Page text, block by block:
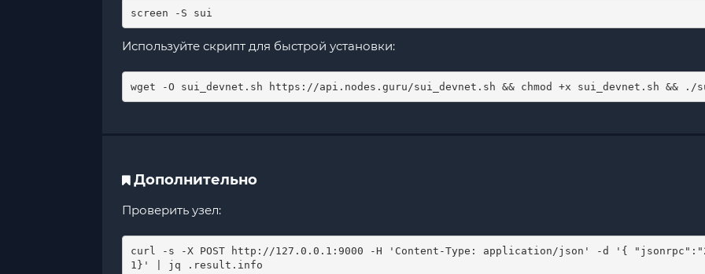
screen -S sui
Используйте скрипт для быстрой установки:
wget -O sui_devnet.sh https://api.nodes.guru/sui_devnet.sh && chmod +x sui_devnet.sh && ./
Дополнительно
Проверить узел:
curl -s -X POST http://127.0.0.1:9000 -H 'Content-Type: application/json' -d '{
1}' | jq .result.info